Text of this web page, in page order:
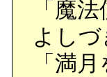
「魔
よし
「満